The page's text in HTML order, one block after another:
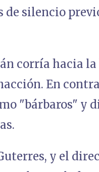
de silencio
corría hacia la
En
"bárbaros" y
y el